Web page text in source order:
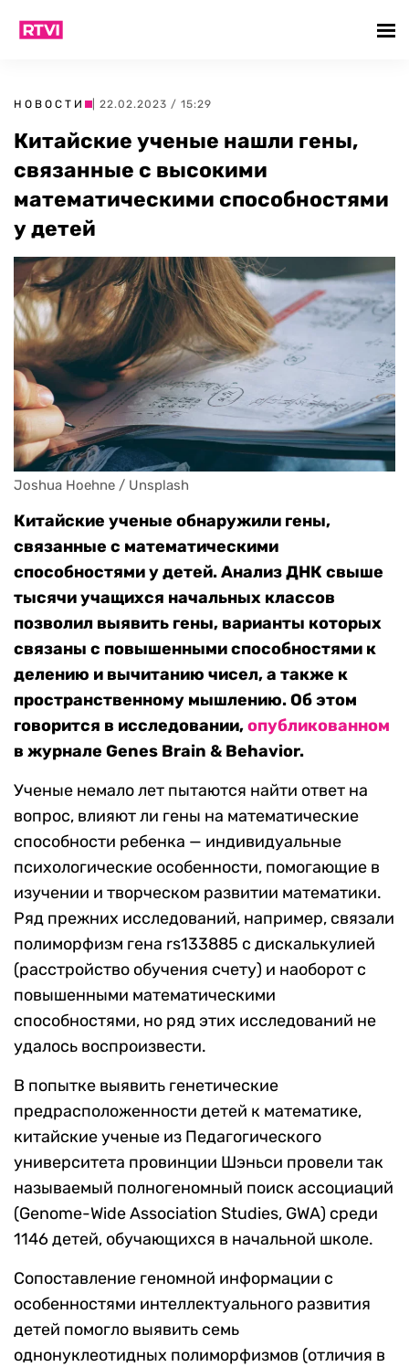
НОВОСТИ | 22.02.2023 / 15:29
Китайские ученые нашли гены,
связанные с высокими
математическими способностями
у детей
Joshua Hoehne / Unsplash
Китайские ученые обнаружили гены,
связанные с математическими
способностями у детей. Анализ ДНК свыше
тысячи учащихся начальных классов
позволил выявить гены, варианты которых
связаны с повышенными способностями к
делению и вычитанию чисел, а также к
пространственному мышлению. Об этом
говорится в исследовании,опубликованном
в журнале Genes Brain & Behavior.
Ученые немало лет пытаются найти ответ на
вопрос, влияют ли гены на математические
способности ребенка — индивидуальные
психологические особенности, помогающие в
изучении и творческом развитии математики.
Ряд прежних исследований, например, связали
полиморфизм гена rs133885 с дискалькулией
(расстройство обучения счету) и наоборот с
повышенными математическими
способностями, но ряд этих исследований не
удалось воспроизвести.
В попытке выявить генетические
предрасположенности детей к математике,
китайские ученые из Педагогического
университета провинции Шэньси провели так
называемый полногеномный поиск ассоциаций
(Genome-Wide Association Studies, GWA) среди
1146 детей, обучающихся в начальной школе.
Сопоставление геномной информации с
особенностями интеллектуального развития
детей помогло выявить семь
однонуклеотидных полиморфизмов (отличия в